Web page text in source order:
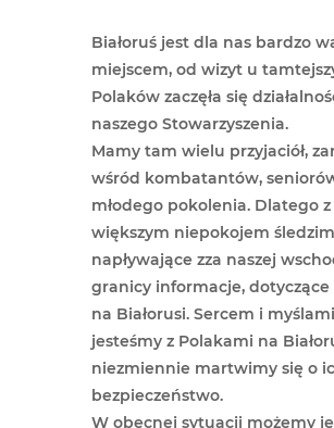
Białoruś jest dla nas bardzo
miejscem, od wizyt u
Polaków zaczęła się
naszego Stowarzyszenia.
Mamy tam wielu przyjaciół,
wśród kombatantów,
młodego pokolenia. Dlatego
większym niepokojem
napływające zza naszej
granicy informacje, dotyczące
na Białorusi. Sercem i myślami
jesteśmy z Polakami na
niezmiennie martwimy się o
bezpieczeństwo.
W obecnej sytuacji możemy